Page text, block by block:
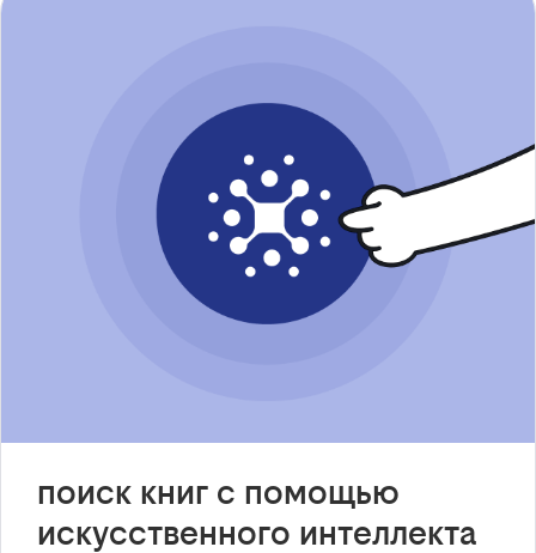
поиск книг с помощью
искусственного интеллекта